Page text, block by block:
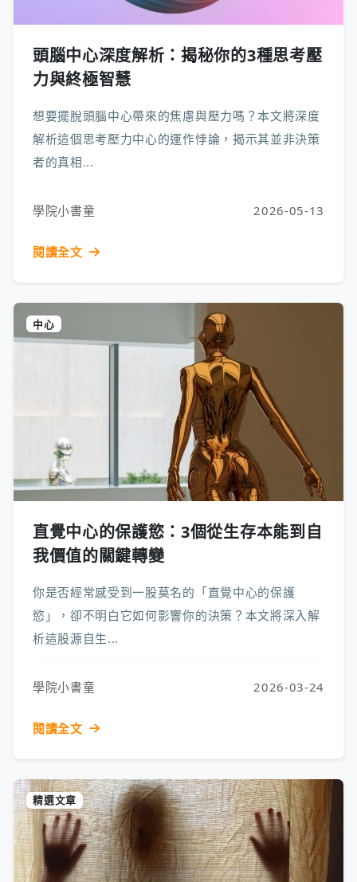
頭腦中心深度解析：揭秘你的3種思考壓
力與終極智慧
想要擺脫頭腦中心帶來的焦慮與壓力嗎？本文將深度
解析這個思考壓力中心的運作悖論，揭示其並非決策
者的真相...
學院小書童 2026-05-13
閱讀全文
中心
直覺中心的保護慾：3個從生存本能到自
我價值的關鍵轉變
你是否經常感受到一股莫名的「直覺中心的保護
慾」，卻不明白它如何影響你的決策？本文將深入解
析這股源自生...
學院小書童 2026-03-24
閱讀全文
精選文章